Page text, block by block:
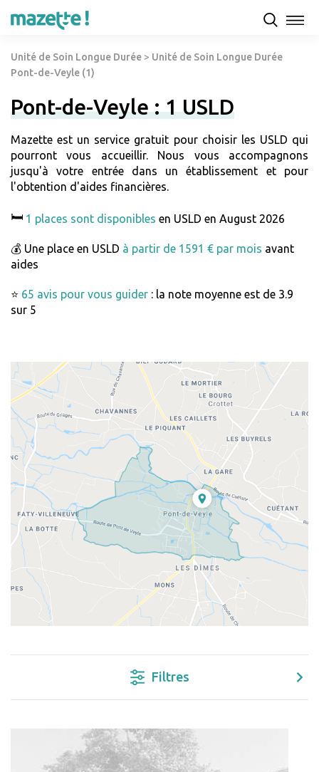
Unité de Soin Longue Durée > Unité de Soin Longue Durée
Pont-de-Veyle (1)
Pont-de-Veyle : 1 USLD
Mazette est un service gratuit pour choisir les USLD qui
pourront vous accueillir. Nous vous accompagnons
jusqu'à votre entrée dans un établissement et pour
l'obtention d'aides financières.
🛏️ 1 places sont disponibles en USLD en August 2026
💰 Une place en USLD à partir de 1591 € par mois avant
aides
⭐ 65 avis pour vous guider : la note moyenne est de 3.9
sur 5
Filtres